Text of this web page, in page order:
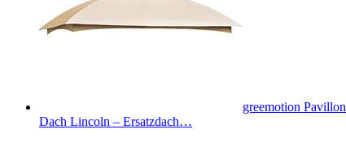
greemotion Pavillon
Dach Lincoln – Ersatzdach…